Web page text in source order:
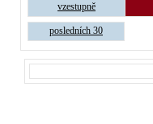
vzestupně
posledních 30